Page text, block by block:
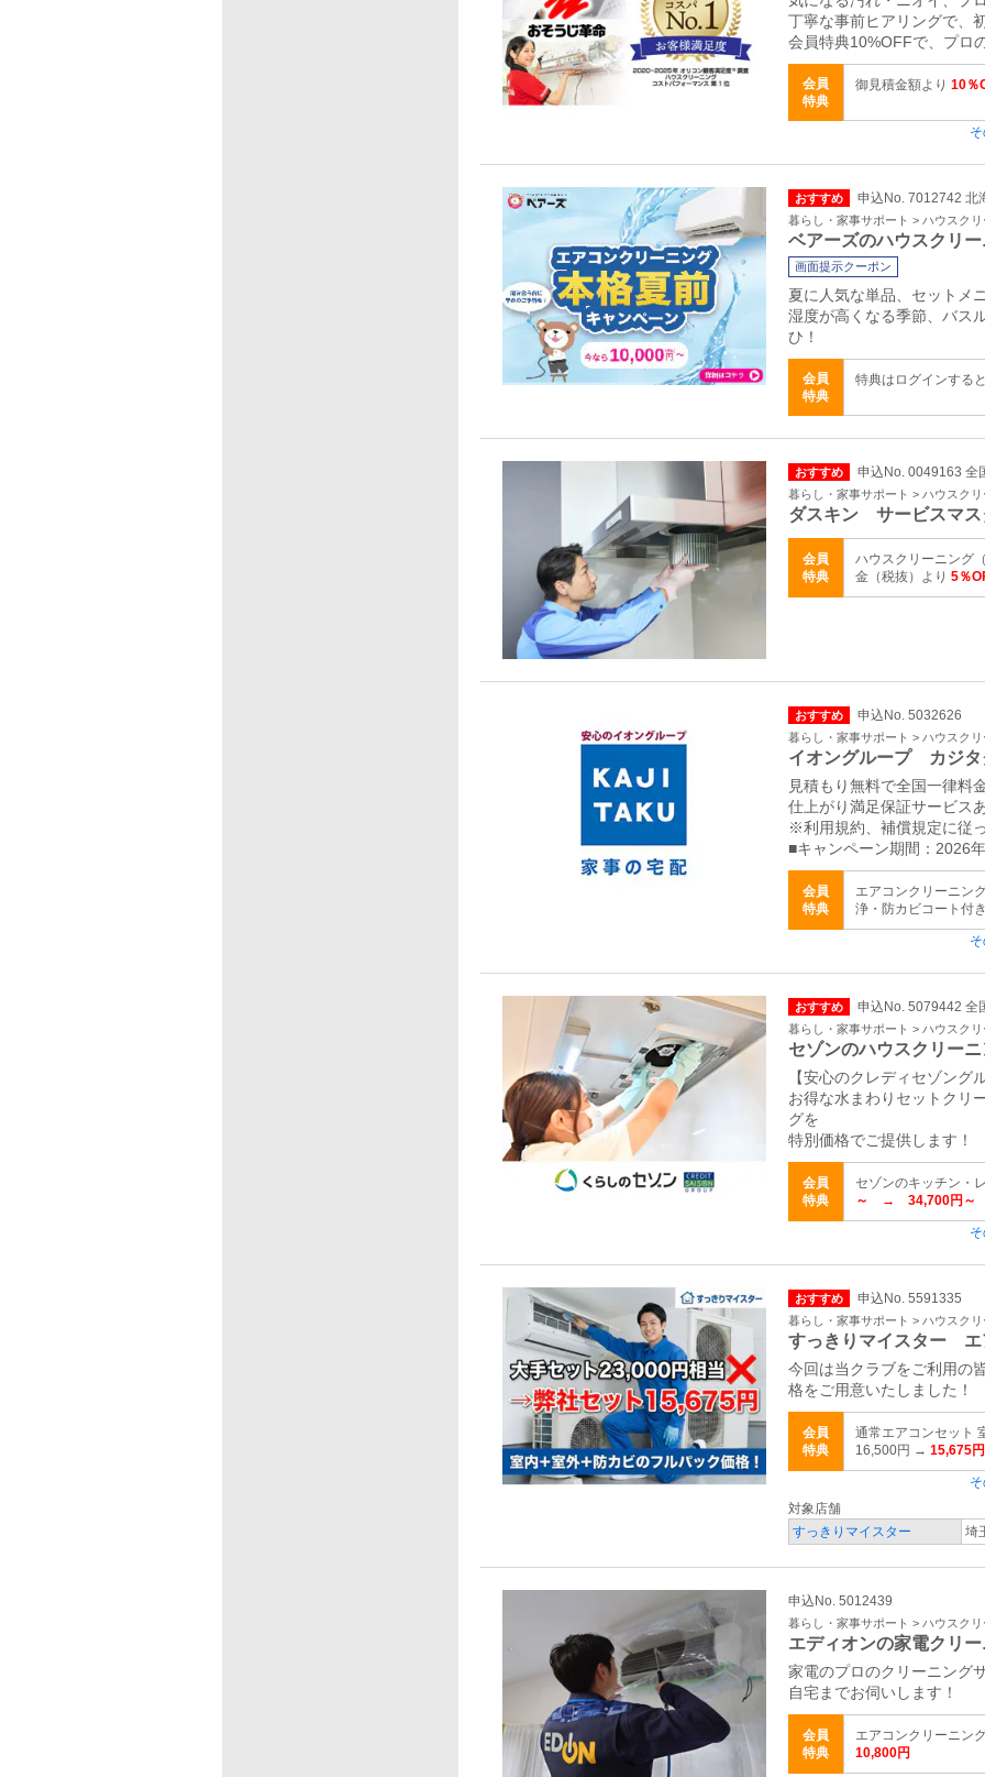
丁寧な事前ヒアリングで、
会員特典10%OFFで、プロ
会員
特典
御見積金額より 10％
おすすめ 申込No. 7012742 北
暮らし・家事サポート > ハウスク
ベアーズのハウスクリ
画面提示クーポン
夏に人気な単品、セットメ
湿度が高くなる季節、バス
ひ！
会員
特典
特典はログインする
おすすめ 申込No. 0049163 全
暮らし・家事サポート > ハウスク
ダスキン サービスマス
会員
特典
ハウスクリーニング
金（税抜）より 5％
おすすめ 申込No. 5032626
暮らし・家事サポート > ハウスク
イオングループ カジタ
見積もり無料で全国一律料
仕上がり満足保証サービス
※利用規約、補償規定に従
■キャンペーン期間：2026
会員
特典
エアコンクリーニン
浄・防カビコート付
おすすめ 申込No. 5079442 全
暮らし・家事サポート > ハウスク
セゾンのハウスクリー
【安心のクレディセゾング
お得な水まわりセットクリ
グを
特別価格でご提供します！
会員
特典
セゾンのキッチン・
～ → 34,700円～
おすすめ 申込No. 5591335
暮らし・家事サポート > ハウスク
すっきりマイスター エ
今回は当クラブをご利用の
格をご用意いたしました！
会員
特典
通常エアコンセット
16,500円 → 15,675円
対象店舗
すっきりマイスター
埼
申込No. 5012439
暮らし・家事サポート > ハウスク
エディオンの家電クリ
家電のプロのクリーニング
自宅までお伺いします！
会員
特典
エアコンクリーニン
10,800円